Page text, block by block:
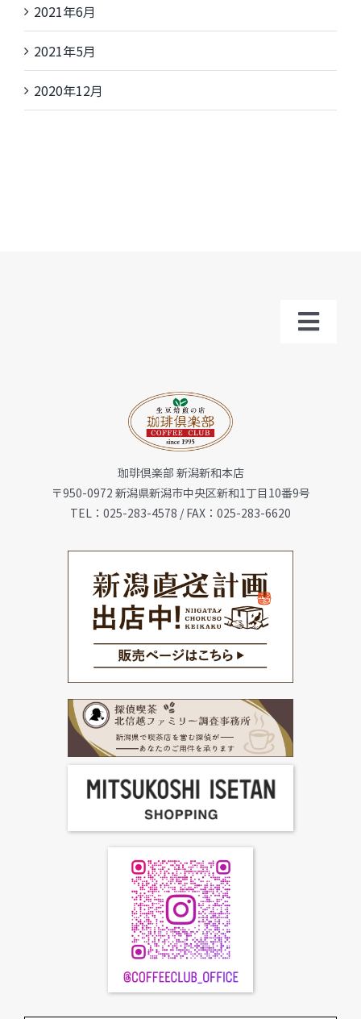
2021年6月
2021年5月
2020年12月
珈琲豆・特選ギフト
FC加盟店募集
珈琲倶楽部 新潟新和本店
〒950-0972 新潟県新潟市中央区新和1丁目10番9号
TEL：025-283-4578 / FAX：025-283-6620